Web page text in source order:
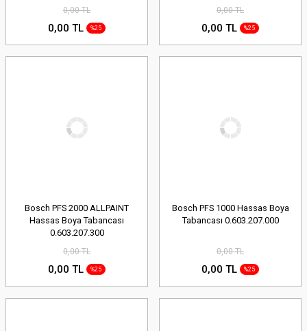
0,00 TL
0,00 TL %25
0,00 TL
0,00 TL %25
Bosch PFS 2000 ALLPAINT
Hassas Boya Tabancası
0.603.207.300
0,00 TL
0,00 TL %25
Bosch PFS 1000 Hassas Boya
Tabancası 0.603.207.000
0,00 TL
0,00 TL %25